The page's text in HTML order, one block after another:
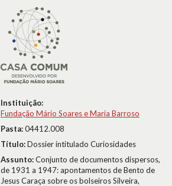
Instituição:
Fundação Mário Soares e Maria Barroso
Pasta:04412.008
Título:Dossier intitulado Curiosidades
Assunto:Conjunto de documentos dispersos,
de 1931 a 1947: apontamentos de Bento de
Jesus Caraça sobre os bolseiros Silveira,